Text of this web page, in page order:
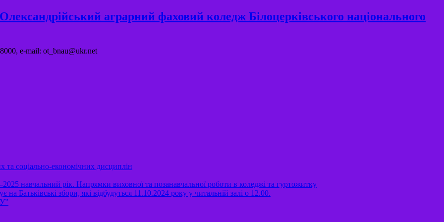
аграрний фаховий коледж Білоцерківського національного
e-mail: ot_bnau@ukr.net
та соціально-економічних дисциплін
навчальний рік. Напрямки виховної та позанавчальної роботи в коледжі та гуртожитку
збори, які відбудуться 11.10.2024 року у читальній залі о 12.00.